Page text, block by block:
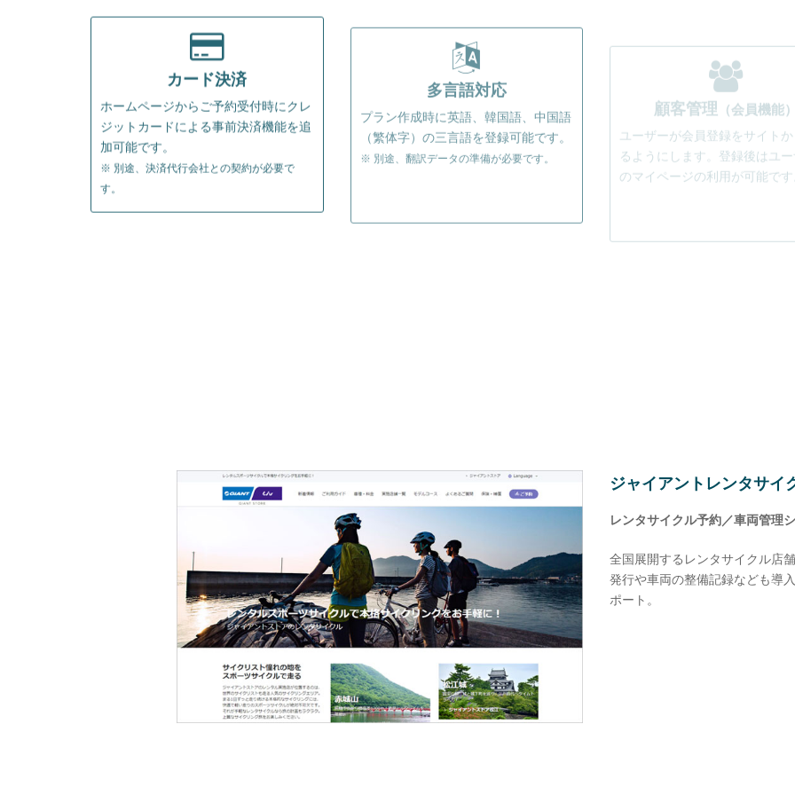
カード決済
ホームページからご予約受付時にクレ
ジットカードによる事前決済機能を追
加可能です。
※ 別途、決済代行会社との契約が必要で
す。
多言語対応
プラン作成時に英語、韓国語、中国語
（繁体字）の三言語を登録可能です。
※ 別途、翻訳データの準備が必要です。
顧客管理（会員機能）
ユーザーが会員登録をサイトか
るようにします。登録後はユー
のマイページの利用が可能です
ジャイアントレンタサイ
レンタサイクル予約／車両管理
全国展開するレンタサイクル店
発行や車両の整備記録なども導
ポート。